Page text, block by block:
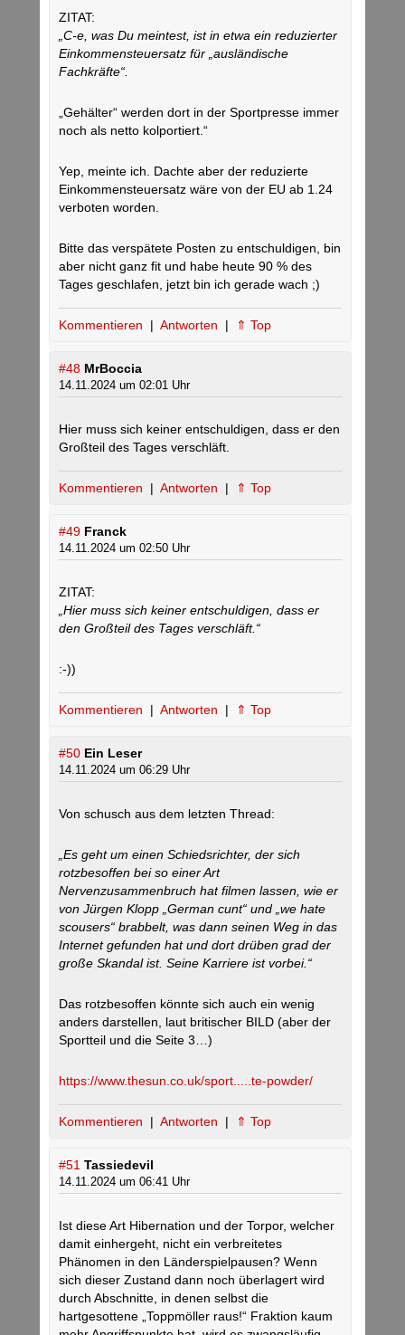
ZITAT:
„C-e, was Du meintest, ist in etwa ein reduzierter
Einkommensteuersatz für „ausländische
Fachkräfte“.
„Gehälter“ werden dort in der Sportpresse immer
noch als netto kolportiert.“
Yep, meinte ich. Dachte aber der reduzierte
Einkommensteuersatz wäre von der EU ab 1.24
verboten worden.
Bitte das verspätete Posten zu entschuldigen, bin
aber nicht ganz fit und habe heute 90 % des
Tages geschlafen, jetzt bin ich gerade wach ;)
Kommentieren | Antworten | ⇑ Top
#48 MrBoccia
14.11.2024 um 02:01 Uhr
Hier muss sich keiner entschuldigen, dass er den
Großteil des Tages verschläft.
Kommentieren | Antworten | ⇑ Top
#49 Franck
14.11.2024 um 02:50 Uhr
ZITAT:
„Hier muss sich keiner entschuldigen, dass er
den Großteil des Tages verschläft.“
:-))
Kommentieren | Antworten | ⇑ Top
#50 Ein Leser
14.11.2024 um 06:29 Uhr
Von schusch aus dem letzten Thread:
„Es geht um einen Schiedsrichter, der sich
rotzbesoffen bei so einer Art
Nervenzusammenbruch hat filmen lassen, wie er
von Jürgen Klopp „German cunt“ und „we hate
scousers“ brabbelt, was dann seinen Weg in das
Internet gefunden hat und dort drüben grad der
große Skandal ist. Seine Karriere ist vorbei.“
Das rotzbesoffen könnte sich auch ein wenig
anders darstellen, laut britischer BILD (aber der
Sportteil und die Seite 3…)
https://www.thesun.co.uk/sport.....te-powder/
Kommentieren | Antworten | ⇑ Top
#51 Tassiedevil
14.11.2024 um 06:41 Uhr
Ist diese Art Hibernation und der Torpor, welcher
damit einhergeht, nicht ein verbreitetes
Phänomen in den Länderspielpausen? Wenn
sich dieser Zustand dann noch überlagert wird
durch Abschnitte, in denen selbst die
hartgesottene „Toppmöller raus!“ Fraktion kaum